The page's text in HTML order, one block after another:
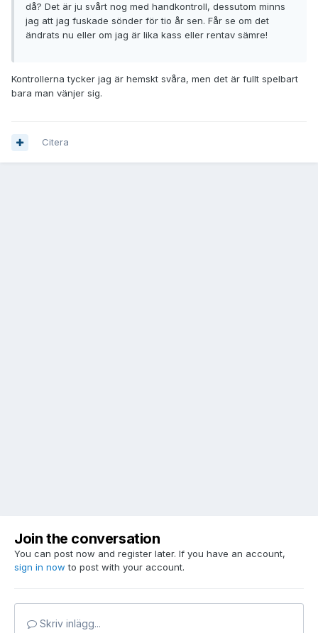
då? Det är ju svårt nog med handkontroll, dessutom minns
jag att jag fuskade sönder för tio år sen. Får se om det
ändrats nu eller om jag är lika kass eller rentav sämre!
Kontrollerna tycker jag är hemskt svåra, men det är fullt spelbart
bara man vänjer sig.
Citera
Join the conversation
You can post now and register later. If you have an account,
sign in now to post with your account.
Skriv inlägg...